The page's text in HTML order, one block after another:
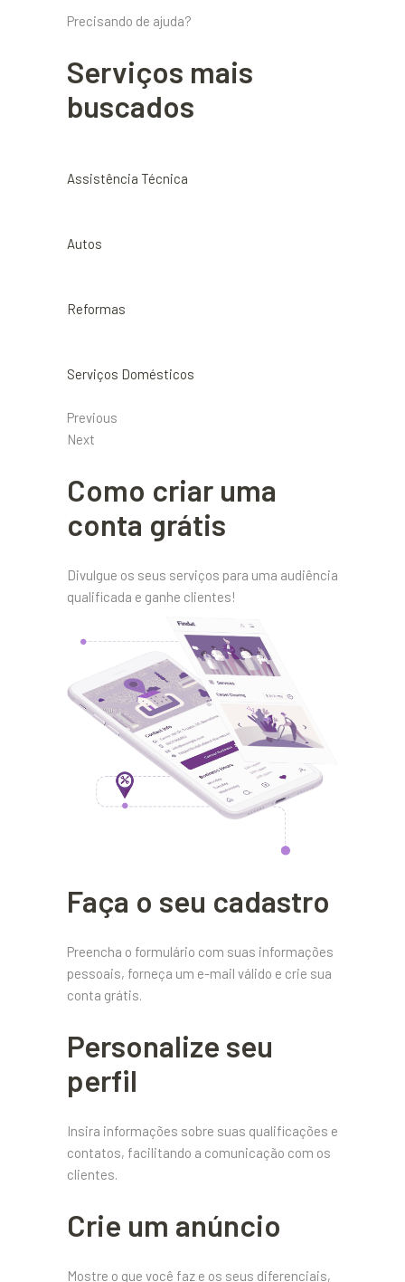
Precisando de ajuda?
Serviços mais
buscados
Assistência Técnica
Autos
Reformas
Serviços Domésticos
Previous
Next
Como criar uma
conta grátis
Divulgue os seus serviços para uma audiência
qualificada e ganhe clientes!
Faça o seu cadastro
Preencha o formulário com suas informações
pessoais, forneça um e-mail válido e crie sua
conta grátis.
Personalize seu
perfil
Insira informações sobre suas qualificações e
contatos, facilitando a comunicação com os
clientes.
Crie um anúncio
Mostre o que você faz e os seus diferenciais,